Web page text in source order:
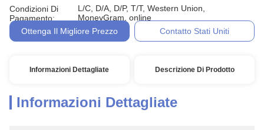
Condizioni Di
Pagamento:
L/C, D/A, D/P, T/T, Western Union,
MoneyGram, online
Ottenga Il Migliore Prezzo
Contatto Stati Uniti
Informazioni Dettagliate Descrizione Di Prodotto
Informazioni Dettagliate